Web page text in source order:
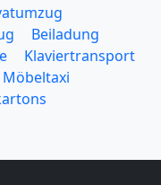
Beiladung
Klaviertransport
Möbeltaxi